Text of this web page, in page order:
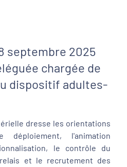
septembre 2025
chargée de
dispositif adultes-
dresse les orientations
l'animation
le contrôle du
et le recrutement des